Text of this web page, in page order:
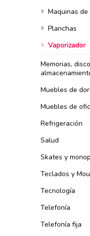
Maquinas
Planchas
Vaporizador
Memorias,
Muebles de
Muebles de
Refrigeración
Salud
Skates y
Teclados y
Tecnología
Telefonía
Telefonía fija